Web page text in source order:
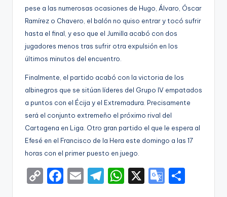
pese a las numerosas ocasiones de Hugo, Álvaro, Óscar
Ramírez o Chavero, el balón no quiso entrar y tocó sufrir
hasta el final, y eso que el Jumilla acabó con dos
jugadores menos tras sufrir otra expulsión en los
últimos minutos del encuentro.
Finalmente, el partido acabó con la victoria de los
albinegros que se sitúan líderes del Grupo IV empatados
a puntos con el Écija y el Extremadura. Precisamente
será el conjunto extremeño el próximo rival del
Cartagena en Liga. Otro gran partido el que le espera al
Efesé en el Francisco de la Hera este domingo a las 17
horas con el primer puesto en juego.
C F
E
T
W X
G